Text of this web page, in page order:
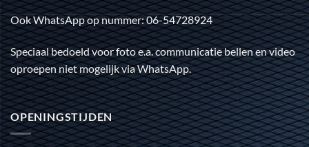
Ook WhatsApp op nummer: 06-54728924
Speciaal bedoeld voor foto e.a. communicatie bellen en video
oproepen niet mogelijk via WhatsApp.
OPENINGSTIJDEN